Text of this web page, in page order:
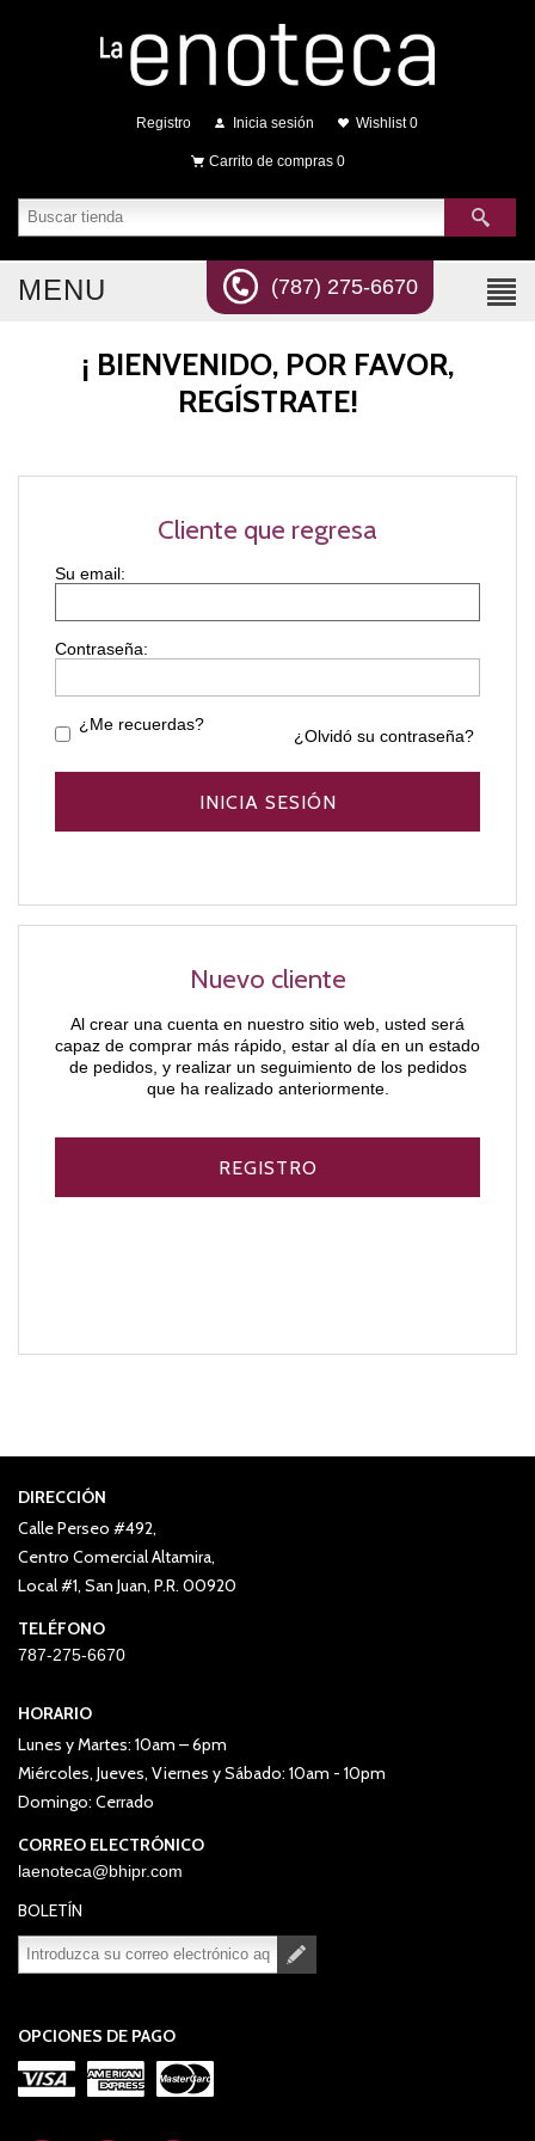
Registro Inicia sesión Wishlist 0
Carrito de compras 0
(787) 275-6670
MENU
¡ BIENVENIDO, POR FAVOR,
REGÍSTRATE!
Nuevo cliente
Al crear una cuenta en nuestro sitio web, usted será
capaz de comprar más rápido, estar al día en un estado
de pedidos, y realizar un seguimiento de los pedidos
que ha realizado anteriormente.
Cliente que regresa
Contraseña:
¿Me recuerdas?
¿Olvidó su contraseña?
DIRECCIÓN
Calle Perseo #492,
Centro Comercial Altamira,
Local #1, San Juan, P.R. 00920
TELÉFONO
787-275-6670
HORARIO
Lunes y Martes: 10am – 6pm
Miércoles, Jueves, Viernes y Sábado: 10am - 10pm
Domingo: Cerrado
CORREO ELECTRÓNICO
laenoteca@bhipr.com
BOLETÍN
OPCIONES DE PAGO